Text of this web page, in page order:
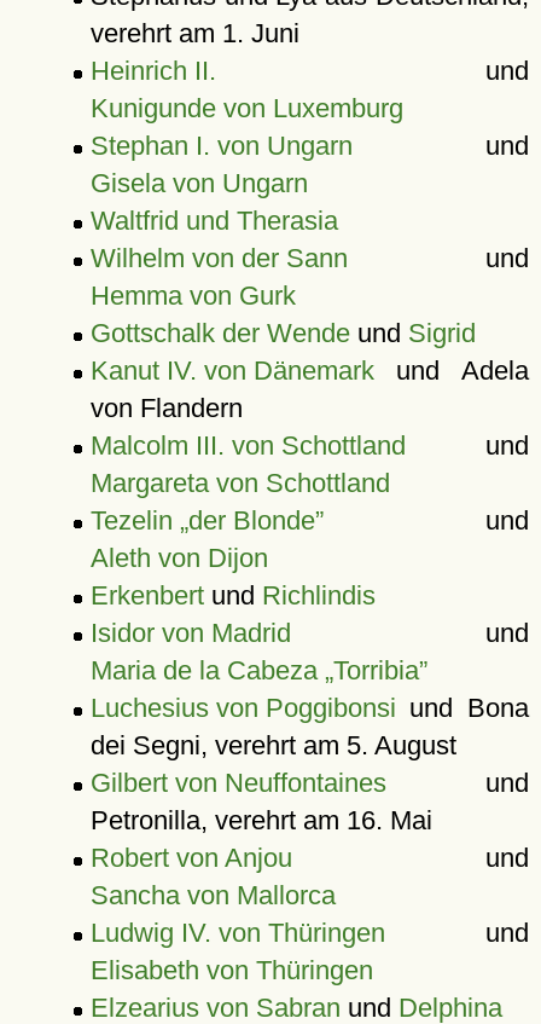
verehrt am 1. Juni
Heinrich II. und
Kunigunde von Luxemburg
Stephan I. von Ungarn und
Gisela von Ungarn
Waltfrid und Therasia
Wilhelm von der Sann und
Hemma von Gurk
Gottschalk der Wendeund Sigrid
Kanut IV. von Dänemarkund Adela
von Flandern
Malcolm III. von Schottland und
Margareta von Schottland
Tezelin „der Blonde”und
Aleth von Dijon
Erkenbertund Richlindis
Isidor von Madrid und
Maria de la Cabeza „Torribia”
Luchesius von Poggibonsi und Bona
dei Segni, verehrt am 5. August
Gilbert von Neuffontainesund
Petronilla, verehrt am 16. Mai
Robert von Anjou und
Sancha von Mallorca
Ludwig IV. von Thüringen und
Elisabeth von Thüringen
Elzearius von Sabran und Delphina